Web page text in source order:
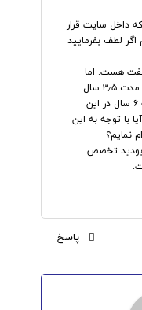
داخل سایت قرار
لطف بفرمایید
هست. اما
سابقه کاری ام بازرگانی هستش. برای مدت ۳٫۵ سال
سابقه بیمه دارم ولی در کل قریب به ۶ سال در این
با توجه به این
نمایم؟
بودید تخصص
پاسخ